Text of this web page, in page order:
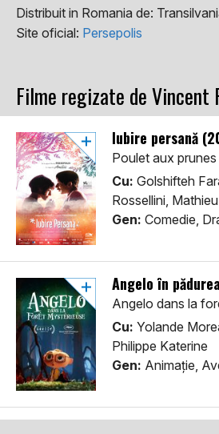
Distribuit in Romania de:
Site oficial: Persepolis
Filme regizate de Vincent
Iubire persană
Poulet aux prunes
Cu: Golshifteh
Rossellini,
Gen: Comedie,
Angelo în
Angelo dans la
Cu: Yolande
Philippe Katerine
Gen: Animaţie,